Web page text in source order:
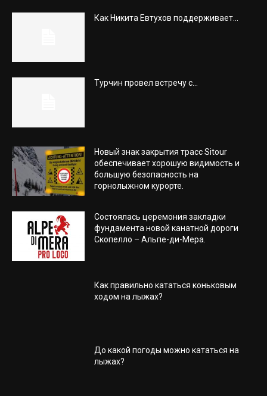
Как Никита Евтухов поддерживает...
Турчин провел встречу с...
Новый знак закрытия трасс Sitour
обеспечивает хорошую видимость и
большую безопасность на
горнолыжном курорте.
Состоялась церемония закладки
фундамента новой канатной дороги
Скопелло – Альпе-ди-Мера.
Как правильно кататься коньковым
ходом на лыжах?
До какой погоды можно кататься на
лыжах?